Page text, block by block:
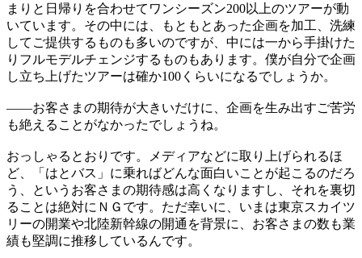
まりと日帰りを合わせてワンシーズン200以上のツアーが動
いています。その中には、もともとあった企画を加工、洗練
してご提供するものも多いのですが、中には一から手掛けた
りフルモデルチェンジするものもあります。僕が自分で企画
し立ち上げたツアーは確か100くらいになるでしょうか。
——お客さまの期待が大きいだけに、企画を生み出すご苦労
も絶えることがなかったでしょうね。
おっしゃるとおりです。メディアなどに取り上げられるほ
ど、「はとバス」に乗ればどんな面白いことが起こるのだろ
う、というお客さまの期待感は高くなりますし、それを裏切
ることは絶対にＮＧです。ただ幸いに、いまは東京スカイツ
リーの開業や北陸新幹線の開通を背景に、お客さまの数も業
績も堅調に推移しているんです。